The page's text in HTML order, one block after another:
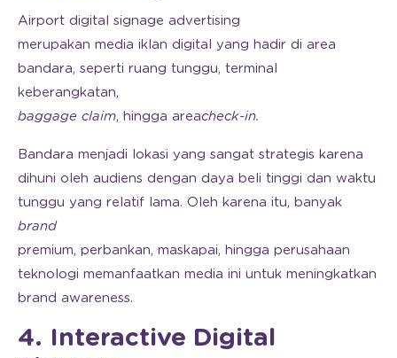
Airport digital signage advertising
merupakan media iklan digital yang hadir di area
bandara, seperti ruang tunggu, terminal
keberangkatan,
baggage claim, hingga areacheck-in.
Bandara menjadi lokasi yang sangat strategis karena
dihuni oleh audiens dengan daya beli tinggi dan waktu
tunggu yang relatif lama. Oleh karena itu, banyak
brand
premium, perbankan, maskapai, hingga perusahaan
teknologi memanfaatkan media ini untuk meningkatkan
brand awareness.
4. Interactive Digital